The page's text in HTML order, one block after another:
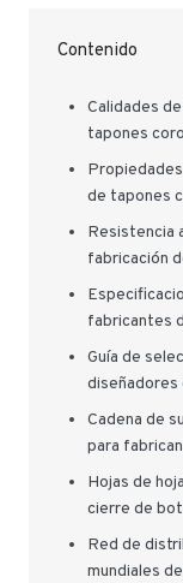
Contenido
Calidades
tapones
de tapones
Resistencia
fabricación
fabricantes
Guía de
diseñadores
Cadena de
para
Hojas de
cierre de
Red de
mundiales